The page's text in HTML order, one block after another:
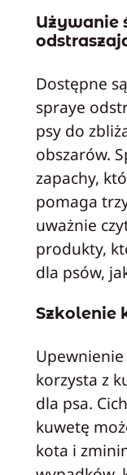
Używanie
Dostępne
spraye
psy do
obszarów.
zapachy,
pomaga
uważnie
produkty,
dla psów,
Szkolenie
korzysta z
dla psa.
kuwetę
kota i